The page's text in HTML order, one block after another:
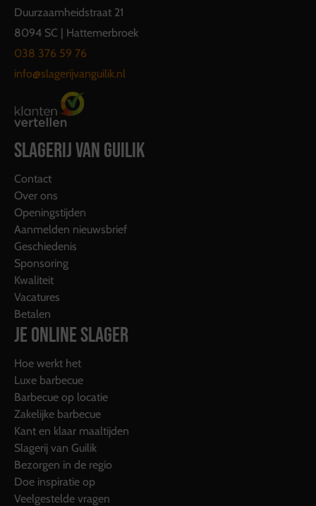
Duurzaamheidstraat 21
8094 SC | Hattemerbroek
038 376 59 76
info@slagerijvanguilik.nl
SLAGERIJ VAN GUILIK
Contact
Over ons
Openingstijden
Aanmelden nieuwsbrief
Geschiedenis
Sponsoring
Kwaliteit
Vacatures
Betalen
JE ONLINE SLAGER
Hoe werkt het
Luxe barbecue
Barbecue op locatie
Zakelijke barbecue
Kant en klaar maaltijden
Slagerij van Guilik
Bezorgen in de regio
Doe inspiratie op
Veelgestelde vragen